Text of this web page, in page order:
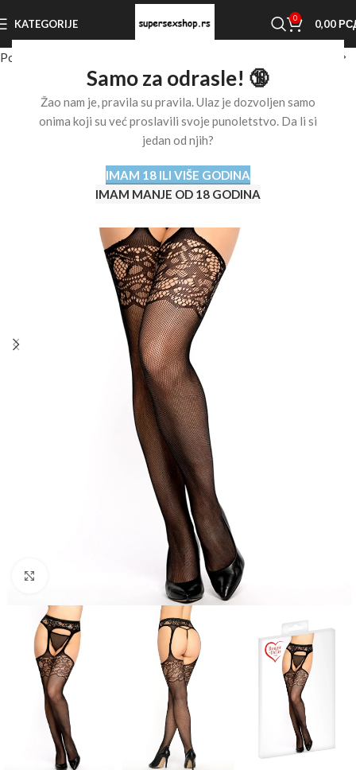
Samo za odrasle! 🔞
Žao nam je, pravila su pravila. Ulaz je dozvoljen samo
onima koji su već proslavili svoje punoletstvo. Da li si
jedan od njih?
IMAM 18 ILI VIŠE GODINA
IMAM MANJE OD 18 GODINA
KATEGORIJE 0 0,00
Početna stranica